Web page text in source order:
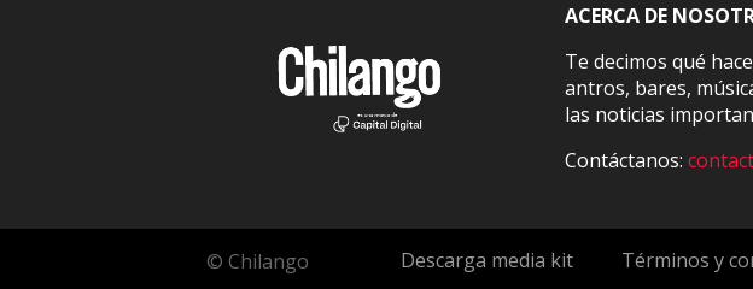
ACERCA DE
Te decimos qué
antros, bares,
las noticias
Contáctanos:
© Chilango Descarga media kit Términos y